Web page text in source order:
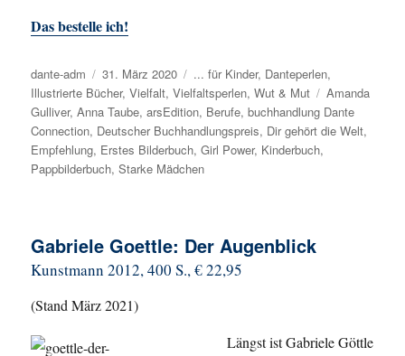
Das bestelle ich!
Autor
dante-adm
Veröffentlicht
am
31. März 2020 Kategorien
... für Kinder, Danteperlen,
Illustrierte Bücher,Vielfalt,Vielfaltsperlen,Wut & Mut Schlagwörter
Amanda
Gulliver,Anna Taube,arsEdition, Berufe,buchhandlung Dante
Connection, Deutscher Buchhandlungspreis, Dir gehört die Welt,
Empfehlung, Erstes Bilderbuch,Girl Power, Kinderbuch,
Pappbilderbuch,Starke Mädchen
Gabriele Goettle: Der Augenblick
Kunstmann 2012, 400 S., € 22,95
(Stand März 2021)
Längst ist Gabriele Göttle